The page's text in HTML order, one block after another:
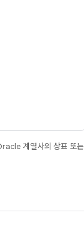
계열사의 상표 또는